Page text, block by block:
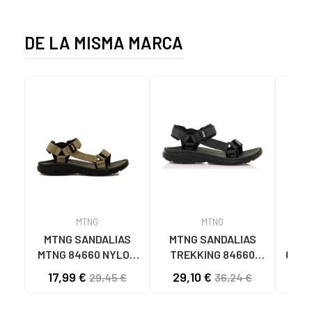
DE LA MISMA MARCA
MTNG
MTNG SANDALIAS
MTNG 84660 NYLON
C59785 - - NYLON
17,99 €29,45 €
MTNG
MTNG SANDALIAS
TREKKING 84660
C59810 - - NYLON
29,10 € 36,24 €